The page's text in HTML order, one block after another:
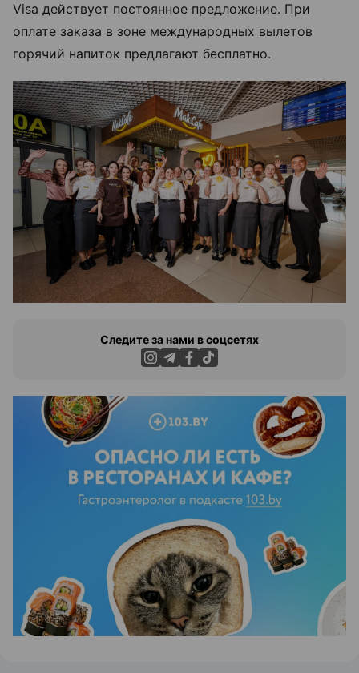
Visa действует постоянное предложение. При
оплате заказа в зоне международных вылетов
горячий напиток предлагают бесплатно.
Следите за нами в соцсетях
ЭФФЕКТИВНАЯ РЕКЛАМА НА САЙТЕ